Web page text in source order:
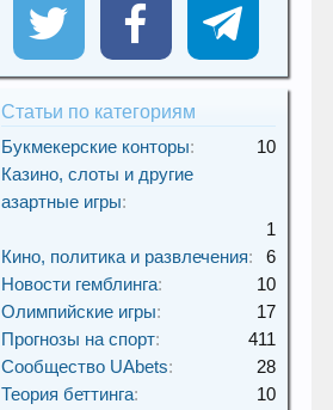
Статьи по категориям
Букмекерские конторы:
10
Казино, слоты и другие
азартные игры:
1
Кино, политика и развлечения:
6
Новости гемблинга:
10
Олимпийские игры:
17
Прогнозы на спорт:
411
Сообщество UAbets:
28
Теория беттинга:
10